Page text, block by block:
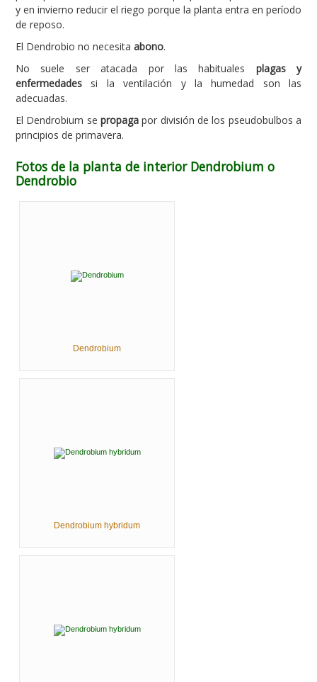
y en invierno reducir el riego porque la planta entra en período
de reposo.
El Dendrobio no necesita abono.
No suele ser atacada por las habituales plagas y
enfermedades si la ventilación y la humedad son las
adecuadas.
El Dendrobium se propaga por división de los pseudobulbos a
principios de primavera.
Fotos de la planta de interior Dendrobium o
Dendrobio
Dendrobium
Dendrobium hybridum